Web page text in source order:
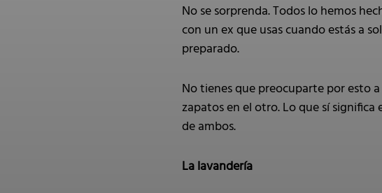
No se sorprenda. Todos lo hemos
con un ex que usas cuando estás a
preparado.
No tienes que preocuparte por esto
zapatos en el otro. Lo que sí
de ambos.
La lavandería